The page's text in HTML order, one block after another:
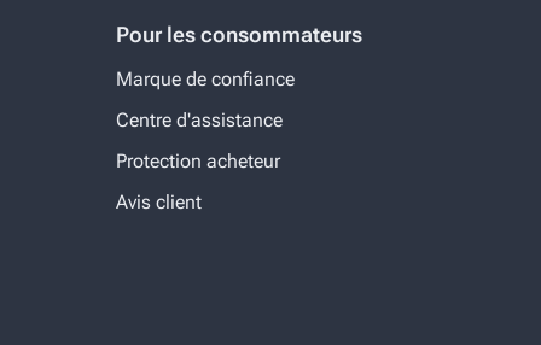
Pour les consommateurs
Marque de confiance
Centre d'assistance
Protection acheteur
Avis client